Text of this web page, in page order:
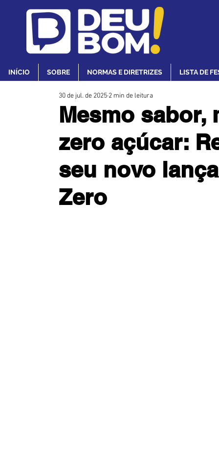
INÍCIO SOBRE NORMAS E DIRETRIZES LISTA DE
Mesmo sabor,
zero açúcar:
seu novo
Zero
30 de jul. de 2025 2 min de leitura